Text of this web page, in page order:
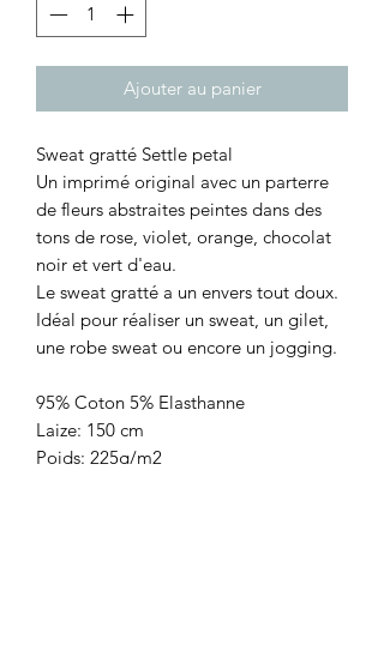
Ajouter au panier
Sweat gratté Settle petal
Un imprimé original avec un parterre
de fleurs abstraites peintes dans des
tons de rose, violet, orange, chocolat
noir et vert d'eau.
Le sweat gratté a un envers tout doux.
Idéal pour réaliser un sweat, un gilet,
une robe sweat ou encore un jogging.
95% Coton 5% Elasthanne
Laize: 150 cm
Poids: 225g/m2